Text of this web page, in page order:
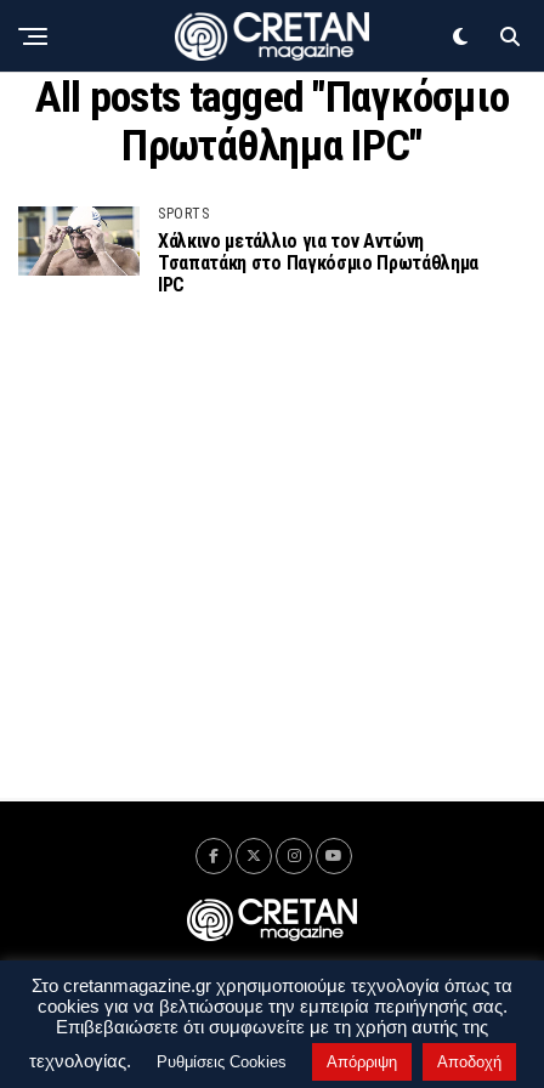
All posts tagged "Παγκόσμιο
Πρωτάθλημα IPC"
SPORTS
Χάλκινο μετάλλιο για τον Αντώνη
Τσαπατάκη στο Παγκόσμιο Πρωτάθλημα
IPC
Ταυτότητα Πολιτική Απορρήτου
Όροι Χρήσης
Όροι και Προϋποθέσεις
Στο cretanmagazine.gr χρησιμοποιούμε τεχνολογία όπως τα
cookies για να βελτιώσουμε την εμπειρία περιήγησής σας.
Επιβεβαιώσετε ότι συμφωνείτε με τη χρήση αυτής της
τεχνολογίας.
Ρυθμίσεις Cookies Απόρριψη Αποδοχή